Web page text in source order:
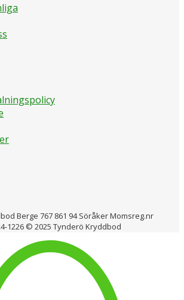
Berge 767 861 94 Söråker Momsreg.nr
1226 © 2025 Tynderö Kryddbod